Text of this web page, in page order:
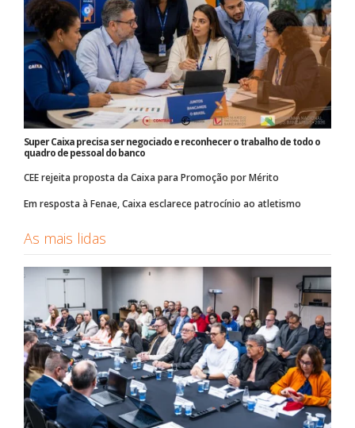
Super Caixa precisa ser negociado e reconhecer o trabalho de todo o
quadro de pessoal do banco
CEE rejeita proposta da Caixa para Promoção por Mérito
Em resposta à Fenae, Caixa esclarece patrocínio ao atletismo
As mais lidas